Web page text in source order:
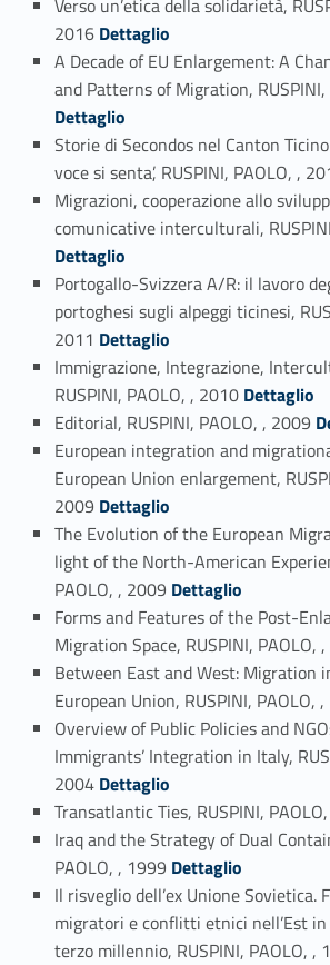
Verso un’etica della solidarietà,
2016 Link identifier #identifier_person_126288-8Dettaglio
A Decade of EU Enlargement: A
and Patterns of Migration,
Dettaglio
Storie di Secondos nel Canton
voce si senta’, RUSPINI, PAOLO, ,
Migrazioni, cooperazione allo
comunicative interculturali,
Dettaglio
Portogallo-Svizzera A/R: il lavoro
portoghesi sugli alpeggi ticinesi,
2011Link identifier #identifier_person_7252-12
Dettaglio
Immigrazione, Integrazione,
RUSPINI, PAOLO, , 2010 Link identifier #identifier_person_21423-13
Dettaglio
Editorial, RUSPINI, PAOLO, , 2009 Link identifier #identifier_person_108757-14
European integration and
European Union enlargement,
2009 Link identifier #identifier_person_693-15
Dettaglio
The Evolution of the European
light of the North-American
PAOLO, , 2009 Link identifier #identifier_person_27593-16
Dettaglio
Forms and Features of the Post-
Migration Space, RUSPINI, PAOLO,
Between East and West: Migration
European Union, RUSPINI, PAOLO,
Overview of Public Policies and
Immigrants’ Integration in Italy,
2004Link identifier #identifier_person_172692-19
Dettaglio
Transatlantic Ties, RUSPINI,
Iraq and the Strategy of Dual
PAOLO, , 1999 Link identifier #identifier_person_104473-21
Dettaglio
Il risveglio dell’ex Unione Sovietica.
migratori e conflitti etnici nell’Est
terzo millennio, RUSPINI, PAOLO, ,